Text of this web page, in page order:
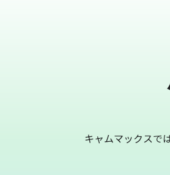
キャムマックスで